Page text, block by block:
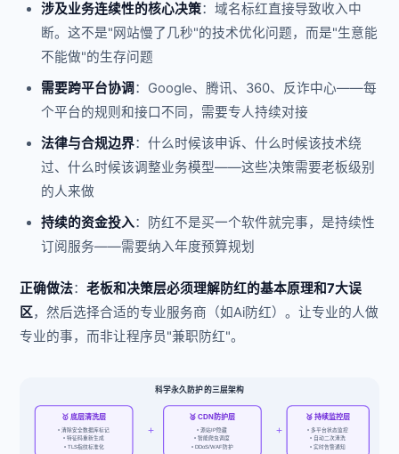
涉及业务连续性的核心决策：域名标红直接导致收入中
断。这不是"网站慢了几秒"的技术优化问题，而是"生意能
不能做"的生存问题
需要跨平台协调 ：Google、腾讯、360、反诈中心——每
个平台的规则和接口不同，需要专人持续对接
法律与合规边界：什么时候该申诉、什么时候该技术绕
过、什么时候该调整业务模型——这些决策需要老板级别
的人来做
持续的资金投入：防红不是买一个软件就完事，是持续性
订阅服务——需要纳入年度预算规划
正确做法：老板和决策层必须理解防红的基本原理和7大误
区，然后选择合适的专业服务商（如Ai防红）。让专业的人做
专业的事，而非让程序员"兼职防红"。
科学永久防护的三层架构
🥇 底层清洗层
• 清除安全数据库标记
• 特征码重新生成
• TLS指纹标准化
+
🥈 CDN防护层
• 源站IP隐藏
• 智能爬虫调度
• DDoS/WAF防护
+
🥉 持续监控层
• 多平台状态监控
• 自动二次清洗
• 实时告警通知